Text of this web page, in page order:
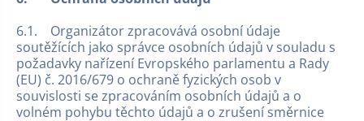
6.1. Organizátor zpracovává osobní údaje
soutěžících jako správce osobních údajů v souladu s
požadavky nařízení Evropského parlamentu a Rady
(EU) č. 2016/679 o ochraně fyzických osob v
souvislosti se zpracováním osobních údajů a o
volném pohybu těchto údajů a o zrušení směrnice